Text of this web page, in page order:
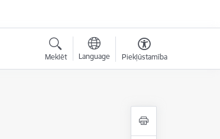
Meklēt Language Piekļūstamība